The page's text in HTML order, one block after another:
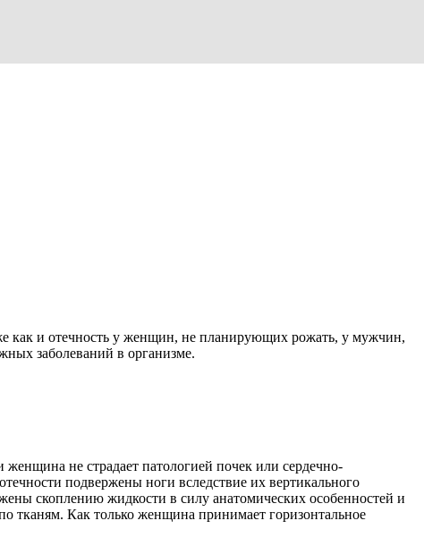
как и отечность у женщин, не планирующих рожать, у мужчин,
заболеваний в организме.
не страдает патологией почек или сердечно-
подвержены ноги вследствие их вертикального
скоплению жидкости в силу анатомических особенностей и
тканям. Как только женщина принимает горизонтальное